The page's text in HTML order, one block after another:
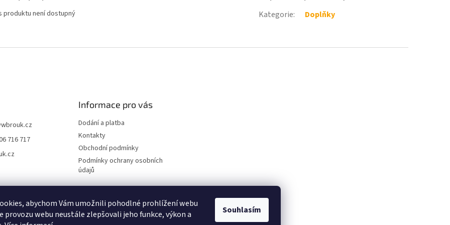
abychom Vám umožnili pohodlné prohlížení webu
provozu webu neustále zlepšovali jeho funkce, výkon a
Souhlasím
produktu není dostupný
Kategorie: Doplňky
716 717
Informace pro vás
Dodání a platba
Kontakty
Obchodní podmínky
Podmínky ochrany osobních
údajů